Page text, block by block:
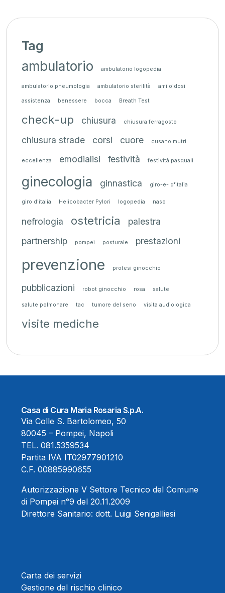
Tag
ambulatorio ambulatorio logopedia
ambulatorio pneumologia ambulatorio sterilità amiloidosi
assistenza benessere bocca Breath Test
check-up chiusura chiusura ferragosto
chiusura strade corsi cuore cusano mutri
eccellenza emodialisi festività festività pasquali
ginecologia ginnastica giro-e- d'italia
giro d'italia Helicobacter Pylori logopedia naso
nefrologia ostetricia
palestra
partnership
pompei posturale prestazioni
prevenzione protesi ginocchio
pubblicazioni robot ginocchio rosa salute
salute polmonare tac tumore del seno visita audiologica
visite mediche
Casa di Cura Maria Rosaria S.p.A.
Via Colle S. Bartolomeo, 50
80045 – Pompei, Napoli
TEL. 081.5359534
Partita IVA IT02977901210
C.F. 00885990655
Autorizzazione V Settore Tecnico del Comune
di Pompei n°9 del 20.11.2009
Direttore Sanitario: dott. Luigi Senigalliesi
Carta dei servizi
Gestione del rischio clinico